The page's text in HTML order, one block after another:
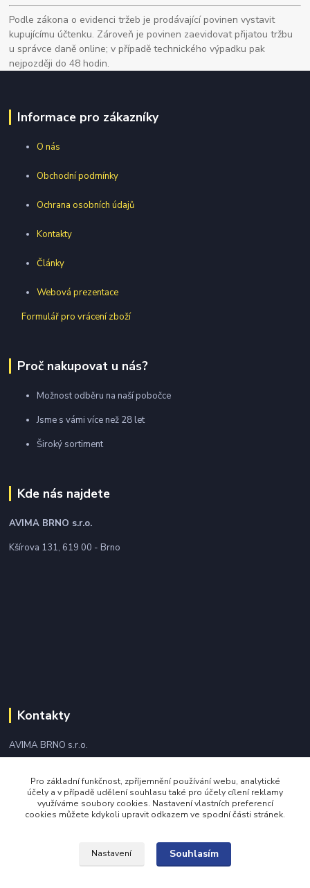
Podle zákona o evidenci tržeb je prodávající povinen vystavit
kupujícímu účtenku. Zároveň je povinen zaevidovat přijatou tržbu
u správce daně online; v případě technického výpadku pak
nejpozději do 48 hodin.
Informace pro zákazníky
O nás
Obchodní podmínky
Ochrana osobních údajů
Kontakty
Články
Webová prezentace
Formulář pro vrácení zboží
Proč nakupovat u nás?
Možnost odběru na naší pobočce
Jsme s vámi více než 28 let
Široký sortiment
Kde nás najdete
AVIMA BRNO s.r.o.
Kšírova 131, 619 00 - Brno
Kontakty
AVIMA BRNO s.r.o.
+420 543 249 338
avima@avima.cz
Pro základní funkčnost, zpříjemnění používání webu, analytické
účely a v případě udělení souhlasu také pro účely cílení reklamy
využíváme soubory cookies. Nastavení vlastních preferencí
cookies můžete kdykoli upravit odkazem ve spodní části stránek.
Nastavení Souhlasím